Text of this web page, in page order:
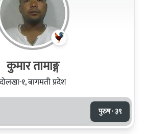
कुमार तामाङ्ग
दोलखा-१, बागमती प्रदेश
पुरुष · ३९